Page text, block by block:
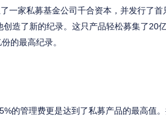
家私募基金公司千合资本，并发行了首
创造了新的纪录。这只产品轻松募集了20
的最高纪录。
管理费更是达到了私募产品的最高值。